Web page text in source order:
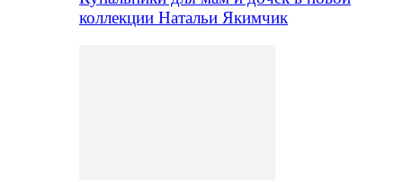
коллекции Натальи Якимчик